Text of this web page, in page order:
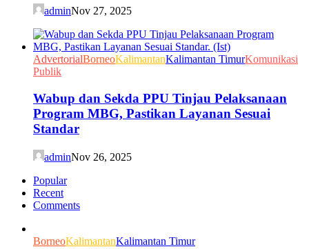
adminNov 27, 2025
AdvertorialBorneoKalimantanKalimantan TimurKomunikasi
Publik
Wabup dan Sekda PPU Tinjau Pelaksanaan
Program MBG, Pastikan Layanan Sesuai
Standar
adminNov 26, 2025
Popular
Recent
Comments
BorneoKalimantanKalimantan Timur